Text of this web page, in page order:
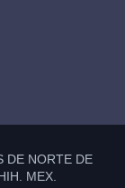
DE NORTE DE
MEX.